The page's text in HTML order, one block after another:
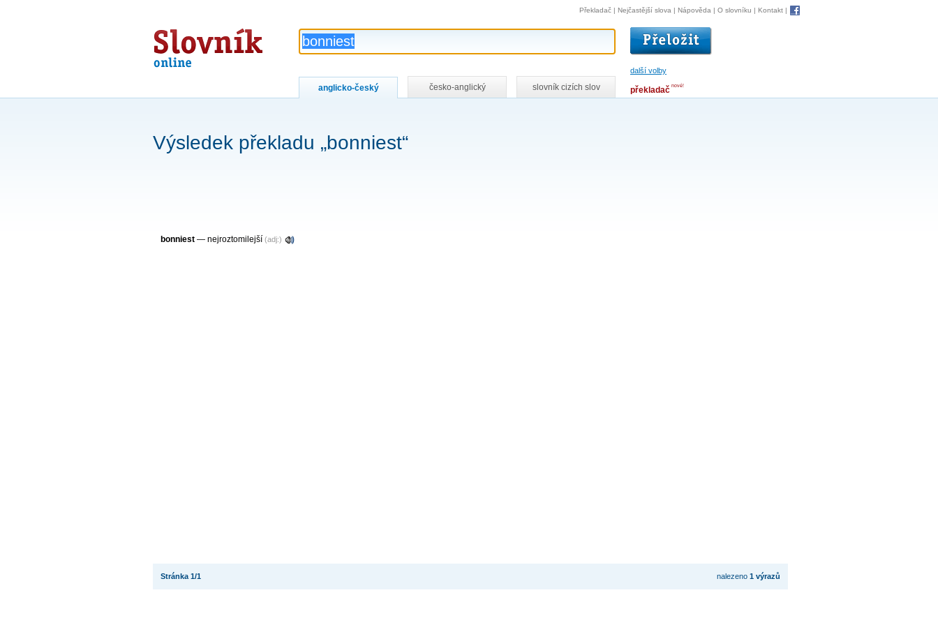
Slovník
online
další volby
Překladač | Nejčastější slova | Nápověda | O slovníku | Kontakt |
anglicko-český česko-anglický slovník cizích slov překladač nové!
Výsledek překladu „bonniest“
bonniest — nejroztomilejší (adj:)
nalezeno 1 výrazů
Stránka 1/1